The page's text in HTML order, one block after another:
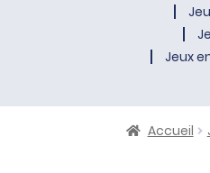
Jeux
Accueil